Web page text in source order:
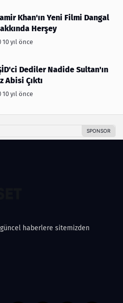
Khan'ın Yeni Filmi Dangal
Herşey
10 yıl önce
Dediler Nadide Sultan'ın
Abisi Çıktı
10 yıl önce
haberlere sitemizden